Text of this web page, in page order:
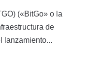
(«BitGo» o la
de
lanzamiento...